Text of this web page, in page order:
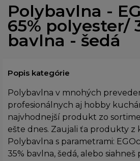
Polybavlna -
65% polyester/
bavlna - šedá
Popis kategórie
Polybavlna v mnohých
profesionálnych aj hobby
najvhodnejší produkt zo
ešte dnes. Zaujali ťa produkty z
Polybavlna s parametrami:
35% bavlna, šedá, alebo siahneš